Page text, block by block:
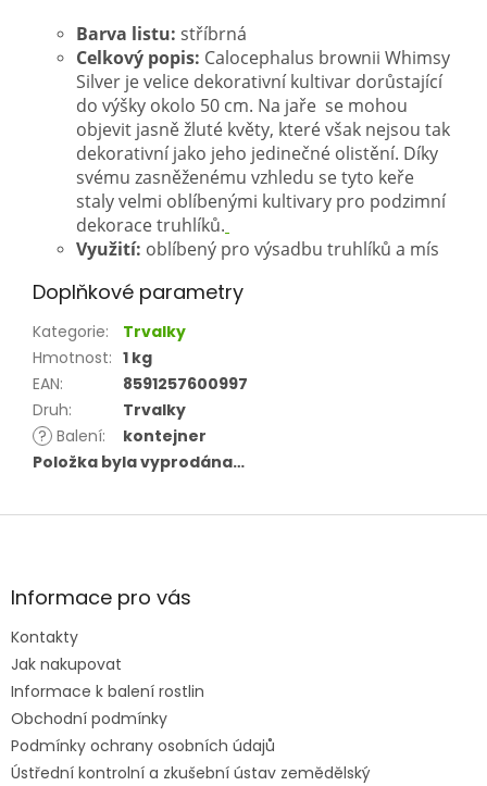
Barva listu: stříbrná
Celkový popis: Calocephalus brownii Whimsy
Silver je velice dekorativní kultivar dorůstající
do výšky okolo 50 cm. Na jaře se mohou
objevit jasně žluté květy, které však nejsou tak
dekorativní jako jeho jedinečné olistění. Díky
svému zasněženému vzhledu se tyto keře
staly velmi oblíbenými kultivary pro podzimní
dekorace truhlíků.
Využití: oblíbený pro výsadbu truhlíků a mís
Doplňkové parametry
Kategorie:
Trvalky
Hmotnost: 1 kg
EAN:
8591257600997
Druh:
Trvalky
? Balení:
kontejner
Položka byla vyprodána…
Z
aInformace pro vás
Kontakty
Jak nakupovat
Informace k balení rostlin
Obchodní podmínky
Podmínky ochrany osobních údajů
Ústřední kontrolní a zkušební ústav zemědělský